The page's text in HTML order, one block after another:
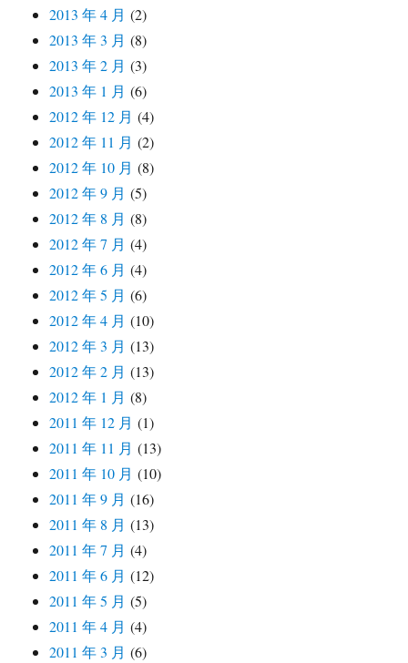
2013 年 4 月 (2)
2013 年 3 月 (8)
2013 年 2 月 (3)
2013 年 1 月 (6)
2012 年 12 月 (4)
2012 年 11 月 (2)
2012 年 10 月 (8)
2012 年 9 月 (5)
2012 年 8 月 (8)
2012 年 7 月 (4)
2012 年 6 月 (4)
2012 年 5 月 (6)
2012 年 4 月 (10)
2012 年 3 月 (13)
2012 年 2 月 (13)
2012 年 1 月 (8)
2011 年 12 月 (1)
2011 年 11 月 (13)
2011 年 10 月 (10)
2011 年 9 月 (16)
2011 年 8 月 (13)
2011 年 7 月 (4)
2011 年 6 月 (12)
2011 年 5 月 (5)
2011 年 4 月 (4)
2011 年 3 月 (6)